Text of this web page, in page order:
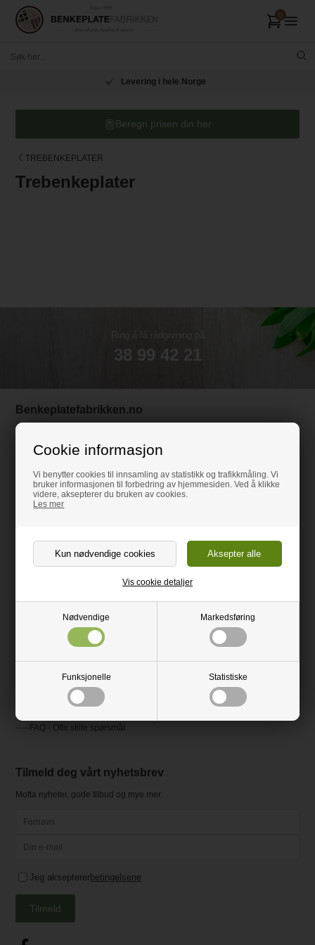
Cookie informasjon
Vi benytter cookies til innsamling av statistikk og trafikkmåling. Vi
bruker informasjonen til forbedring av hjemmesiden. Ved å klikke
videre, aksepterer du bruken av cookies.
Les mer
Nødvendige Markedsføring
Funksjonelle Statistiske
Vis cookie detaljer
Levering i hele Norge
Beregn prisen din her
TREBENKEPLATER
Trebenkeplater
Ring å få rådgivning på
38 99 42 21
Benkeplatefabrikken.no
Org.nr.: 921791712
38 99 42 21
kundeservice@benkeplatefabrikken.no
Kundeservice
Vareprøver
Frakt og levering
Montasje- og samleveiledninger
FAQ - Ofte stilte spørsmål
Tilmeld deg vårt nyhetsbrev
Motta nyheter, gode tilbud og mye mer.
Jeg aksepterer betingelsene
Tilmeld